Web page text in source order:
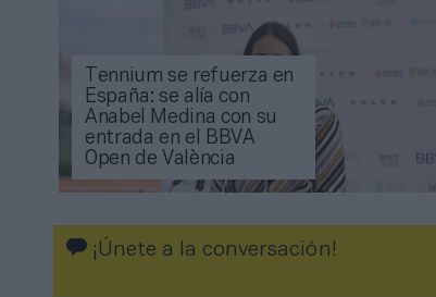
Tennium se refuerza en
España: se alía con
Anabel Medina con su
entrada en el BBVA
Open de València
¡Únete a la conversación!